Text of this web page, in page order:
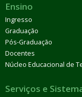
Ensino
Ingresso
Graduação
Pós-Graduação
Docentes
Núcleo Educacional de
Serviços e